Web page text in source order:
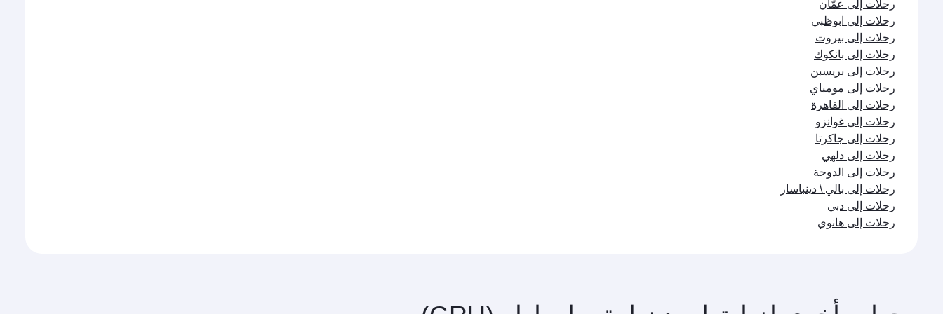
رحلات إلى عمّان
رحلات إلى ابوظبي
رحلات إلى بيروت
رحلات إلى بانكوك
رحلات إلى بريسبن
رحلات إلى مومباي
رحلات إلى القاهرة
رحلات إلى غوانزو
رحلات إلى جاكرتا
رحلات إلى دلهي
رحلات إلى الدوحة
رحلات إلى بالي \ دينباسار
رحلات إلى دبي
رحلات إلى هانوي